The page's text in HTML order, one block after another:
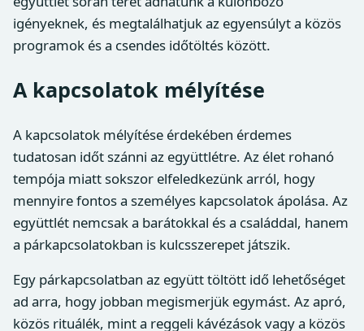
igényeknek, és megtalálhatjuk az egyensúlyt a közös
programok és a csendes időtöltés között.
A kapcsolatok mélyítése
A kapcsolatok mélyítése érdekében érdemes
tudatosan időt szánni az együttlétre. Az élet rohanó
tempója miatt sokszor elfeledkezünk arról, hogy
mennyire fontos a személyes kapcsolatok ápolása. Az
együttlét nemcsak a barátokkal és a családdal, hanem
a párkapcsolatokban is kulcsszerepet játszik.
Egy párkapcsolatban az együtt töltött idő lehetőséget
ad arra, hogy jobban megismerjük egymást. Az apró,
közös rituálék, mint a reggeli kávézások vagy a közös